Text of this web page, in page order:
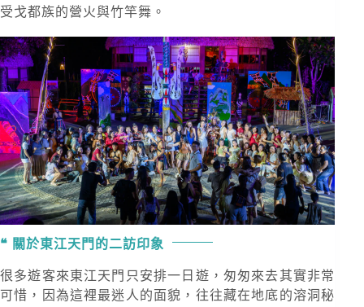
受戈都族的營火與竹竿舞。
關於東江天門的二訪印象
很多遊客來東江天門只安排一日遊，匆匆來去其實非常
可惜，因為這裡最迷人的面貌，往往藏在地底的溶洞秘